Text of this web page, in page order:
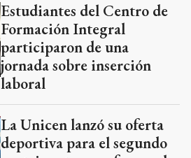
Estudiantes del Centro de
Formación Integral
participaron de una
jornada sobre inserción
laboral
La Unicen lanzó su oferta
deportiva para el segundo